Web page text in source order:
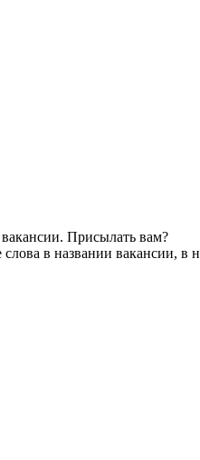
Присылать вам?
в названии вакансии, в